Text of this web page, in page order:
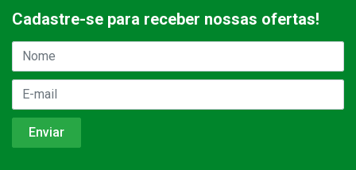
Cadastre-se para receber nossas ofertas!